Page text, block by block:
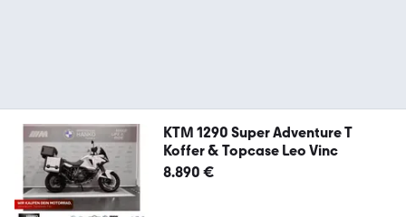
KTM 1290 Super Adventure T
Koffer & Topcase Leo Vinc
8.890 €